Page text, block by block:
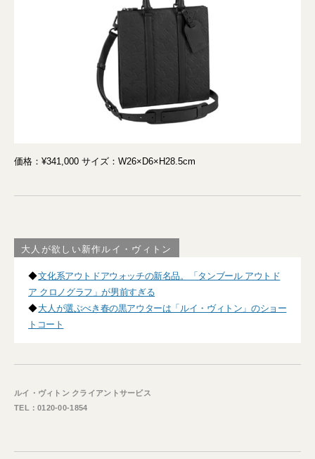
価格：¥341,000 サイズ：W26×D6×H28.5cm
大人が欲しい新作ルイ・ヴィトン
◆文化系アウトドアウォッチの新名品。「タンブール アウトド
ア クロノグラフ」が男前すぎる
◆大人が選ぶべき春の黒アウターは「ルイ・ヴィトン」のショー
トコート
ルイ・ヴィトン クライアントサービス
TEL：0120-00-1854